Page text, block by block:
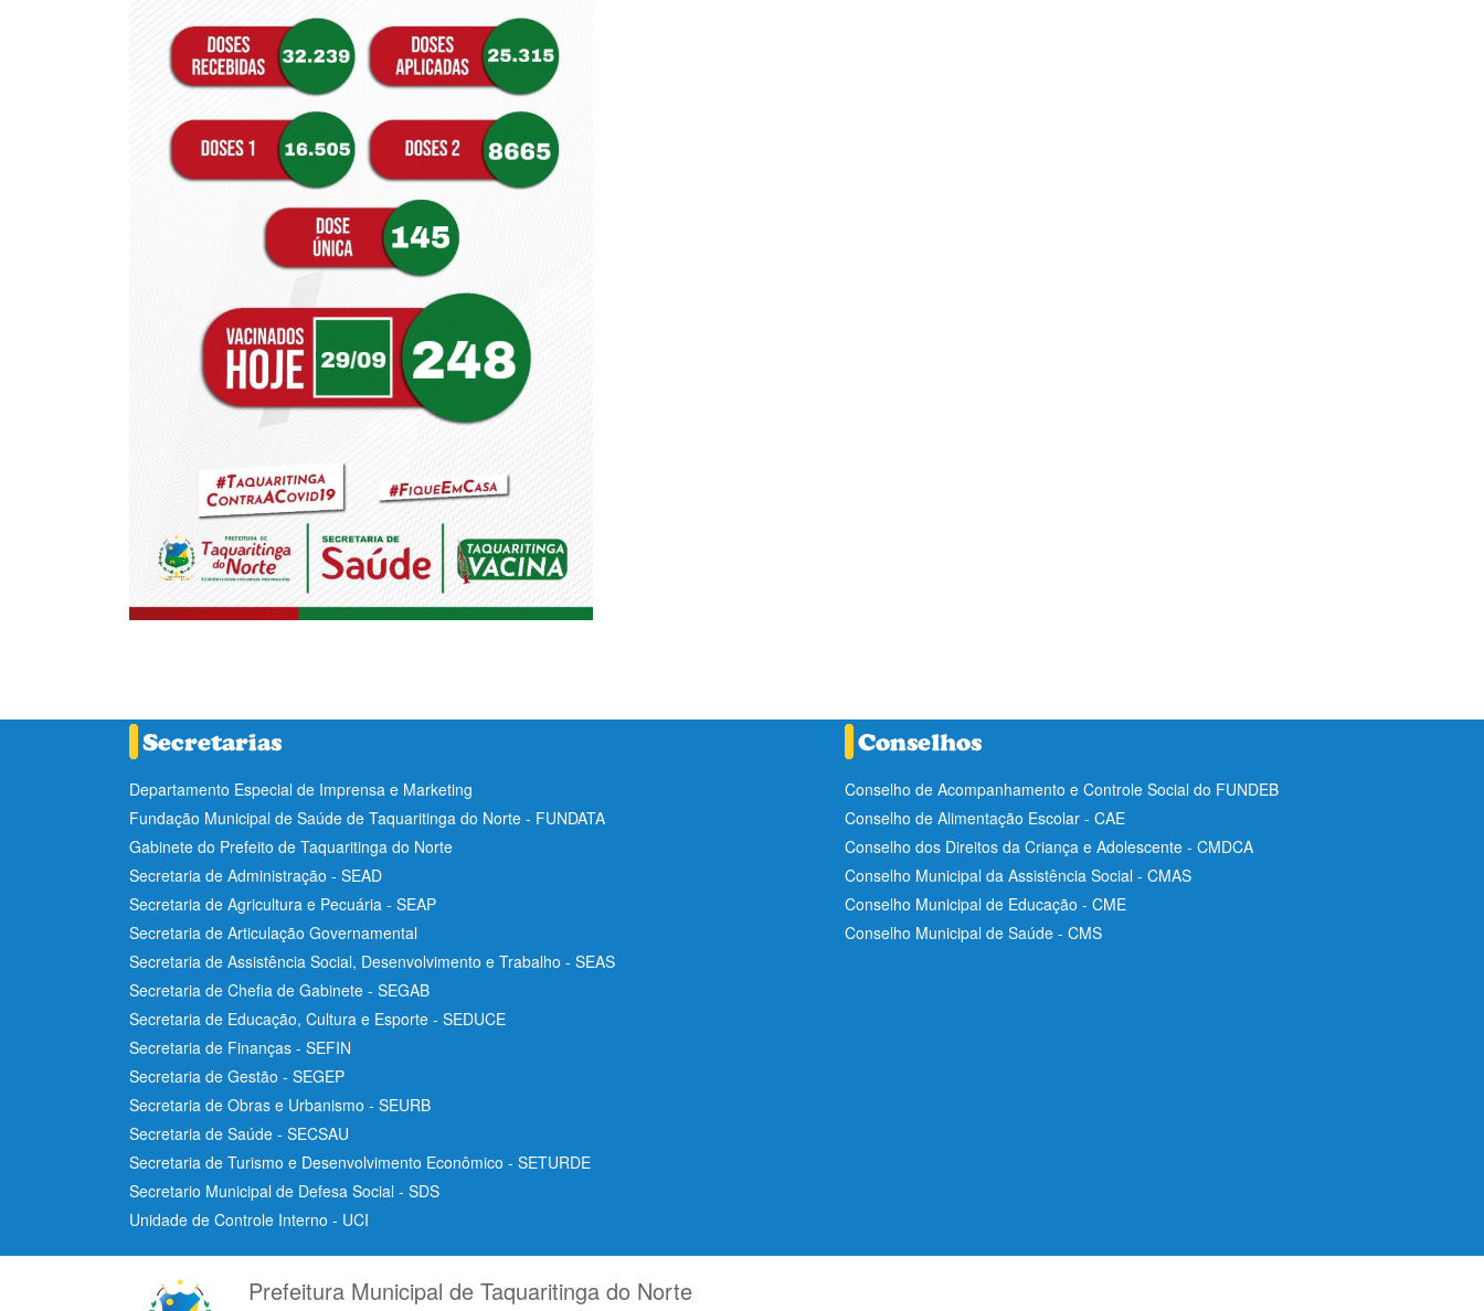
Departamento Especial de Imprensa e Marketing
Fundação Municipal de Saúde de Taquaritinga do Norte - FUNDATA
Gabinete do Prefeito de Taquaritinga do Norte
Secretaria de Administração - SEAD
Secretaria de Agricultura e Pecuária - SEAP
Secretaria de Articulação Governamental
Secretaria de Assistência Social, Desenvolvimento e Trabalho - SEAS
Secretaria de Chefia de Gabinete - SEGAB
Secretaria de Educação, Cultura e Esporte - SEDUCE
Secretaria de Finanças - SEFIN
Secretaria de Gestão - SEGEP
Secretaria de Obras e Urbanismo - SEURB
Secretaria de Saúde - SECSAU
Secretaria de Turismo e Desenvolvimento Econômico - SETURDE
Secretario Municipal de Defesa Social - SDS
Unidade de Controle Interno - UCI
Conselho de Acompanhamento e Controle Social do FUNDEB
Conselho de Alimentação Escolar - CAE
Conselho dos Direitos da Criança e Adolescente - CMDCA
Conselho Municipal da Assistência Social - CMAS
Conselho Municipal de Educação - CME
Conselho Municipal de Saúde - CMS
Prefeitura Municipal de Taquaritinga do Norte